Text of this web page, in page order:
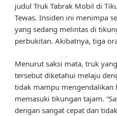
judul Truk Tabrak Mobil di
Tewas. Insiden ini menimpa
yang sedang melintas di
perbukitan. Akibatnya, tiga
Menurut saksi mata, truk
tersebut diketahui melaju
tidak mampu mengendalikan
memasuki tikungan tajam.
dengan sangat cepat dan